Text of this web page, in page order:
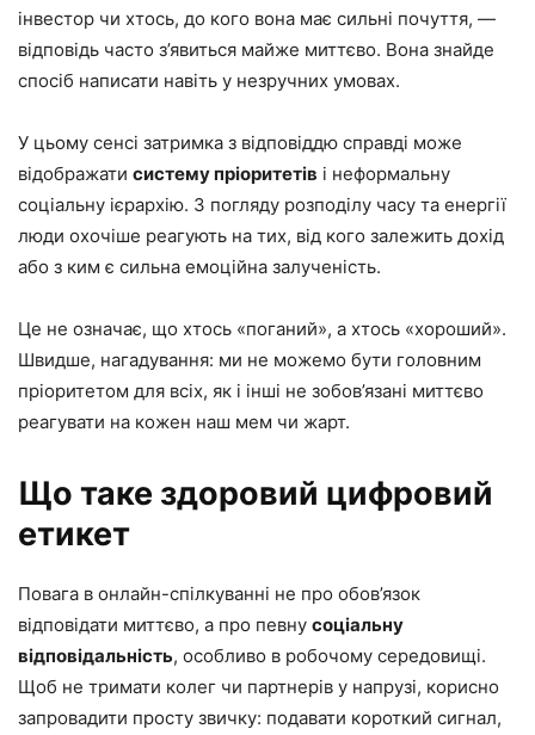
інвестор чи хтось, до кого вона має сильні почуття, —
відповідь часто з’явиться майже миттєво. Вона знайде
спосіб написати навіть у незручних умовах.
У цьому сенсі затримка з відповіддю справді може
відображати систему пріоритетів і неформальну
соціальну ієрархію. З погляду розподілу часу та енергії
люди охочіше реагують на тих, від кого залежить дохід
або з ким є сильна емоційна залученість.
Це не означає, що хтось «поганий», а хтось «хороший».
Швидше, нагадування: ми не можемо бути головним
пріоритетом для всіх, як і інші не зобов’язані миттєво
реагувати на кожен наш мем чи жарт.
Що таке здоровий цифровий
етикет
Повага в онлайн-спілкуванні не про обов’язок
відповідати миттєво, а про певну соціальну
відповідальність, особливо в робочому середовищі.
Щоб не тримати колег чи партнерів у напрузі, корисно
запровадити просту звичку: подавати короткий сигнал,